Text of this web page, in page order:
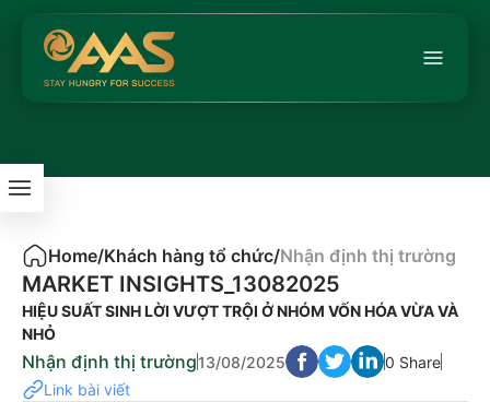
Home/Khách hàng tổ chức/Nhận định thị trường
MARKET INSIGHTS_13082025
HIỆU SUẤT SINH LỜI VƯỢT TRỘI Ở NHÓM VỐN HÓA VỪA VÀ
NHỎ
Nhận định thị trường13/08/2025
0 Share
Link bài viết